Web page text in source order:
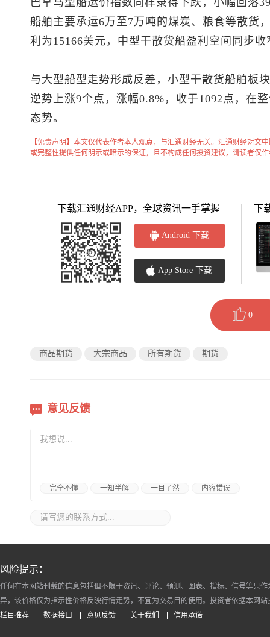
巴拿马型船运价指数同样录得下跌，小幅回落
船舶主要承运6万至7万吨的煤炭、粮食等散货
利为15166美元，中型干散货船盈利空间同步收
与大型船型走势形成反差，小型干散货船舶板
逆势上涨9个点，涨幅0.8%，收于1092点，在
态势。
【免责声明】本文仅代表作者本人观点，与汇通财经无关。汇通财经对文
或完整性提供任何明示或暗示的保证，且不构成任何投资建议，请读者仅
下载汇通财经APP，全球资讯一手掌握
Android 下载
App Store 下载
下
0
商品期货 大宗商品 所有期货 期货
意见反馈
完全不懂 一知半解 一目了然 内容错误
风险提示：
任何在本网站刊载的信息包括但不限于资讯、评论、预测、图表、指标、信号等只
异，该价格仅为指示性价格反映行情走势，不宜为交易目的使用。投资者依据本网
栏目推荐
数据接口 意见反馈 关于我们 信用承诺